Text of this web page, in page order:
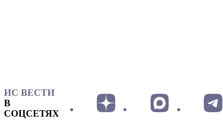
ИС ВЕСТИ
В
СОЦСЕТЯХ